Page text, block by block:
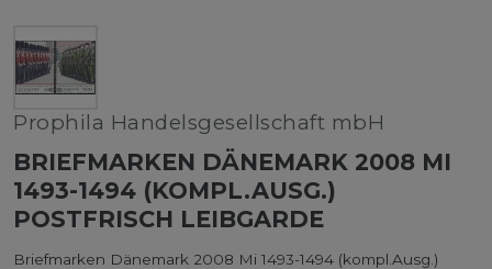
Prophila Handelsgesellschaft mbH
BRIEFMARKEN DÄNEMARK 2008 MI
1493-1494 (KOMPL.AUSG.)
POSTFRISCH LEIBGARDE
Briefmarken Dänemark 2008 Mi 1493-1494 (kompl.Ausg.)